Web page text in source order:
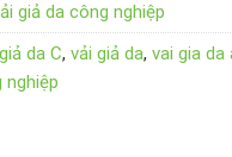
giả da công nghiệp
giả da C, vải giả da, vai gia da
nghiệp